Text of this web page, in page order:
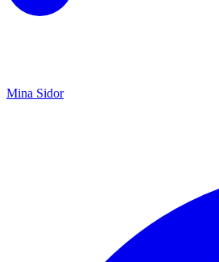
Mina Sidor